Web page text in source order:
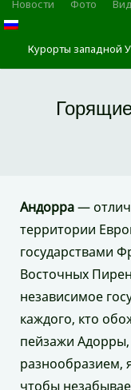
Новости Фото
Курорты западной
Моршин
Карпаты
Андорра—
территории
государствами
Восточных
независимое
каждого, кто
пейзажи Адорры,
разнообразием,
чтобы